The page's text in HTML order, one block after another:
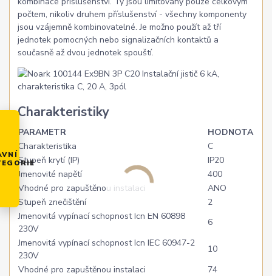
počtem, nikoliv druhem příslušenství - všechny komponenty
jsou vzájemně kombinovatelné. Je možno použít až tří
jednotek pomocných nebo signalizačních kontaktů a
současně až dvou jednotek spouští.
Charakteristiky
PARAMETR
HODNOTA
Charakteristika
C
Stupeň krytí (IP)
IP20
Jmenovité napětí
400
Vhodné pro zapuštěnou instalaci
ANO
Stupeň znečištění
2
Jmenovitá vypínací schopnost Icn EN 60898
230V
6
Jmenovitá vypínací schopnost Icn IEC 60947-2
230V
10
Vhodné pro zapuštěnou instalaci
74